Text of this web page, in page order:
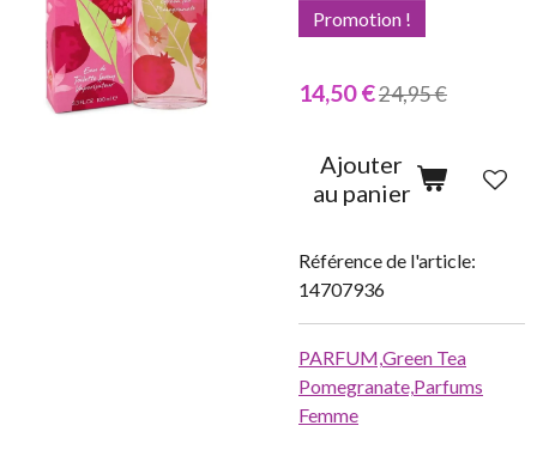
Promotion !
14,50 €24,95 €
Ajouter
au panier
Référence de l'article:
14707936
PARFUM,Green Tea
Pomegranate,Parfums
Femme